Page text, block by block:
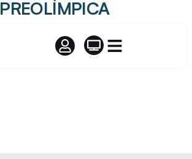
PREOLÍMPICA